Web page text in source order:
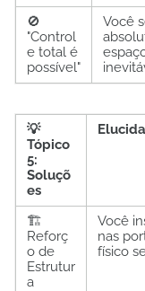
🚫
"Control
e total é
possível"
Você
💡
Tópico
5:
Soluçõ
es
🏗️
Reforç
o de
Estrutur
a
Você
nas
físico